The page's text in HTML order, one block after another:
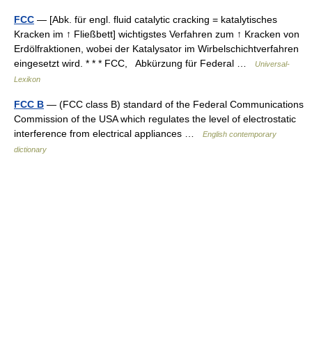
FCC — [Abk. für engl. fluid catalytic cracking = katalytisches
Kracken im ↑ Fließbett] wichtigstes Verfahren zum ↑ Kracken von
Erdölfraktionen, wobei der Katalysator im Wirbelschichtverfahren
eingesetzt wird. * * * FCC, Abkürzung für Federal …
Universal-
Lexikon
FCC B — (FCC class B) standard of the Federal Communications
Commission of the USA which regulates the level of electrostatic
interference from electrical appliances …
English contemporary
dictionary